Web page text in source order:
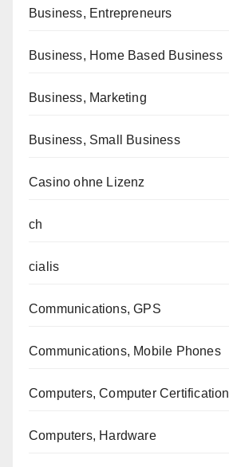
Business, Entrepreneurs
Business, Home Based Business
Business, Marketing
Business, Small Business
Casino ohne Lizenz
ch
cialis
Communications, GPS
Communications, Mobile Phones
Computers, Computer Certification
Computers, Hardware